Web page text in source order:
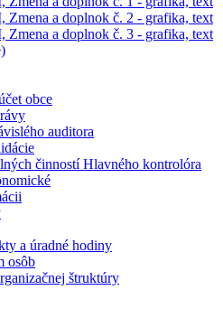
Zmena a doplnok č. 2 - grafika, text
Zmena a doplnok č. 3 - grafika, text
obce
auditora
činností Hlavného kontrolóra
a úradné hodiny
osôb
štruktúry